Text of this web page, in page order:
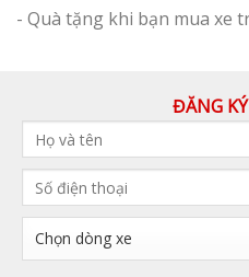
- Quà tặng khi bạn mua xe
ĐĂNG